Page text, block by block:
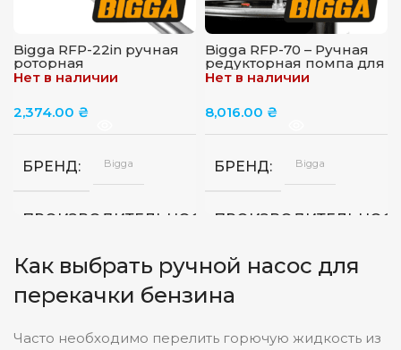
Bigga RFP-22in ручная
роторная
магистральная помпа
Нет в наличии
2,374.00 ₴
БРЕНД Bigga
ПРОИЗВОДИТЕЛЬНОСТЬ
18-
СТРАНА Украина
Bigga RFP-70 – Ручная
редукторная помпа для
топлива, 50-70 л/мин
Нет в наличии
8,016.00 ₴
БРЕНД Bigga
СТРАНА
Как выбрать ручной насос для
перекачки бензина
Часто необходимо перелить горючую жидкость из